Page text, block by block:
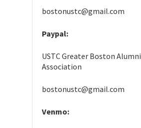
bostonustc@gmail.com
Paypal:
USTC Greater Boston Alumni
Association
bostonustc@gmail.com
Venmo: